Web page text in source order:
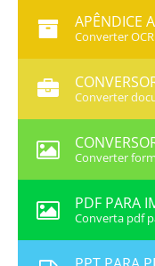
APÊNDICE
Converter
Converter
Converter
PDF PARA
Converta pdf